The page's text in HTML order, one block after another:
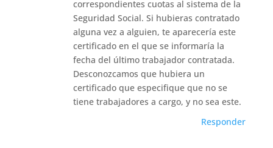
correspondientes cuotas al sistema de la
Seguridad Social. Si hubieras contratado
alguna vez a alguien, te aparecería este
certificado en el que se informaría la
fecha del último trabajador contratada.
Desconozcamos que hubiera un
certificado que especifique que no se
tiene trabajadores a cargo, y no sea este.
Responder